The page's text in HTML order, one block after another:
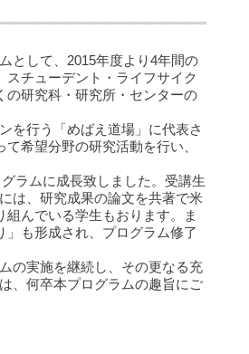
として、2015年度より4年間の
チューデント・ライフサイク
の研究科・研究所・センターの
を行う「めばえ道場」に代表さ
希望分野の研究活動を行い、
ラムに成長致しました。受講生
は、研究成果の論文を共著で米
んでいる学生もおります。ま
も形成され、プログラム修了
の実施を継続し、その更なる充
、何卒本プログラムの趣旨にご